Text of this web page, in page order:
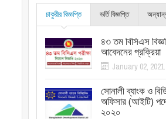
চাকুরীর বিজ্ঞপ্তি ভর্তি বিজ্ঞপ্তি
৪৩ তম বিসিএস
আবেদনের প্রক্রিয়া
January 02, 2021
সোনালী ব্যাংক ও
অফিসার (আইটি)
২০২০